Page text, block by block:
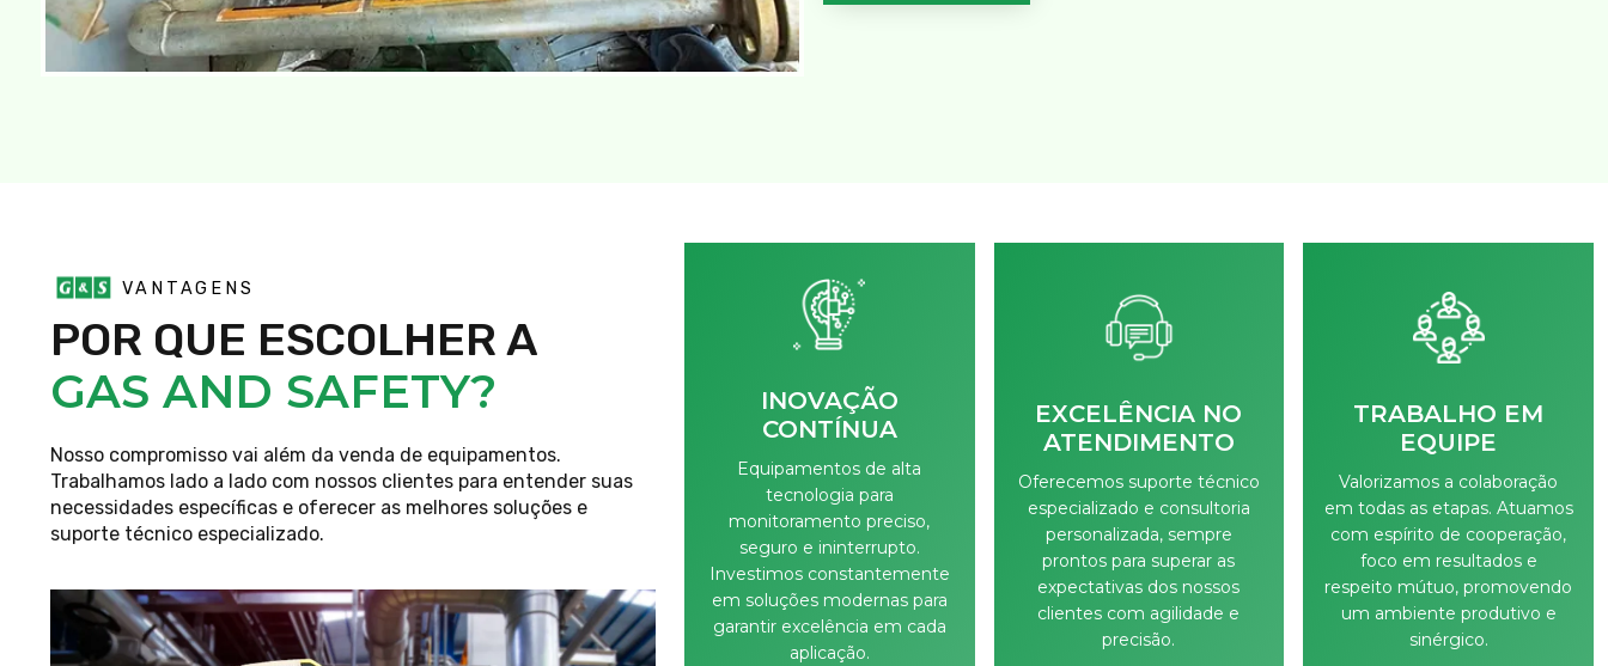
VANTAGENS
POR QUE ESCOLHER A
GAS AND SAFETY?
Nosso compromisso vai além da venda de equipamentos.
Trabalhamos lado a lado com nossos clientes para entender suas
necessidades específicas e oferecer as melhores soluções e
suporte técnico especializado.
INOVAÇÃO
CONTÍNUA
Equipamentos de alta
tecnologia para
monitoramento preciso,
seguro e ininterrupto.
Investimos constantemente
em soluções modernas para
garantir excelência em cada
aplicação.
EXCELÊNCIA NO
ATENDIMENTO
Oferecemos suporte técnico
especializado e consultoria
personalizada, sempre
prontos para superar as
expectativas dos nossos
clientes com agilidade e
precisão.
TRABALHO EM
EQUIPE
Valorizamos a colaboração
em todas as etapas. Atuamos
com espírito de cooperação,
foco em resultados e
respeito mútuo, promovendo
um ambiente produtivo e
sinérgico.